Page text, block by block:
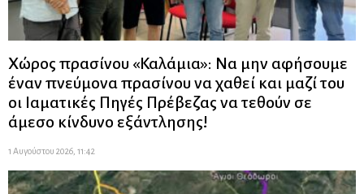
Χώρος πρασίνου «Καλάμια»: Να μην αφήσουμε
έναν πνεύμονα πρασίνου να χαθεί και μαζί του
οι Ιαματικές Πηγές Πρέβεζας να τεθούν σε
άμεσο κίνδυνο εξάντλησης!
1 Αυγούστου 2026, 11:42